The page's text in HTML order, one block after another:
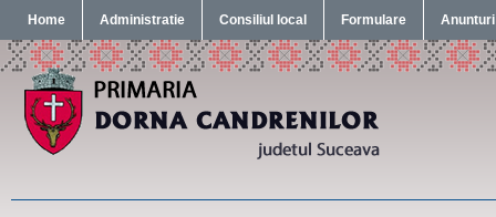
Home Administratie Consiliul local Formulare Anunturi